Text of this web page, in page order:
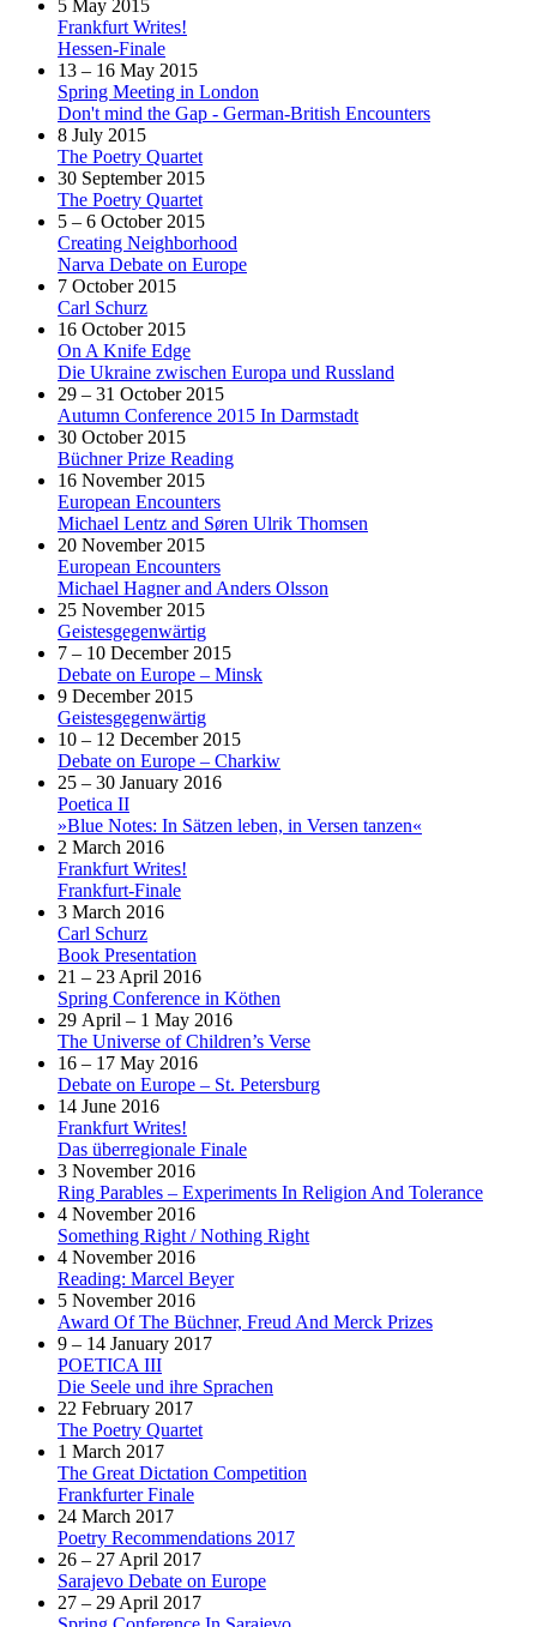
5 May 2015
Frankfurt Writes!
Hessen-Finale
13 – 16 May 2015
Spring Meeting in London
Don't mind the Gap - German-British Encounters
8 July 2015
The Poetry Quartet
30 September 2015
The Poetry Quartet
5 – 6 October 2015
Creating Neighborhood
Narva Debate on Europe
7 October 2015
Carl Schurz
16 October 2015
On A Knife Edge
Die Ukraine zwischen Europa und Russland
29 – 31 October 2015
Autumn Conference 2015 In Darmstadt
30 October 2015
Büchner Prize Reading
16 November 2015
European Encounters
Michael Lentz and Søren Ulrik Thomsen
20 November 2015
European Encounters
Michael Hagner and Anders Olsson
25 November 2015
Geistesgegenwärtig
7 – 10 December 2015
Debate on Europe – Minsk
9 December 2015
Geistesgegenwärtig
10 – 12 December 2015
Debate on Europe – Charkiw
25 – 30 January 2016
Poetica II
»Blue Notes: In Sätzen leben, in Versen tanzen«
2 March 2016
Frankfurt Writes!
Frankfurt-Finale
3 March 2016
Carl Schurz
Book Presentation
21 – 23 April 2016
Spring Conference in Köthen
29 April – 1 May 2016
The Universe of Children’s Verse
16 – 17 May 2016
Debate on Europe – St. Petersburg
14 June 2016
Frankfurt Writes!
Das überregionale Finale
3 November 2016
Ring Parables – Experiments In Religion And Tolerance
4 November 2016
Something Right / Nothing Right
4 November 2016
Reading: Marcel Beyer
5 November 2016
Award Of The Büchner, Freud And Merck Prizes
9 – 14 January 2017
POETICA III
Die Seele und ihre Sprachen
22 February 2017
The Poetry Quartet
1 March 2017
The Great Dictation Competition
Frankfurter Finale
24 March 2017
Poetry Recommendations 2017
26 – 27 April 2017
Sarajevo Debate on Europe
27 – 29 April 2017